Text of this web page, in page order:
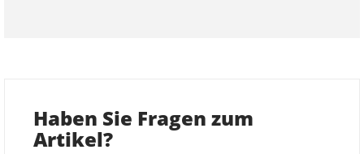
Haben Sie Fragen zum
Artikel?